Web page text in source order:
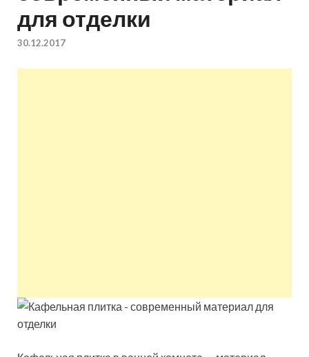
квартир недорого.
Восстановление и
для отделки
30.12.2017